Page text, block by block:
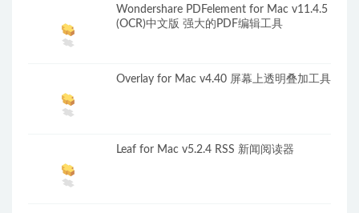
Wondershare PDFelement for Mac v11.4.5
(OCR)中文版 强大的PDF编辑工具
Overlay for Mac v4.40 屏幕上透明叠加工具
Leaf for Mac v5.2.4 RSS 新闻阅读器